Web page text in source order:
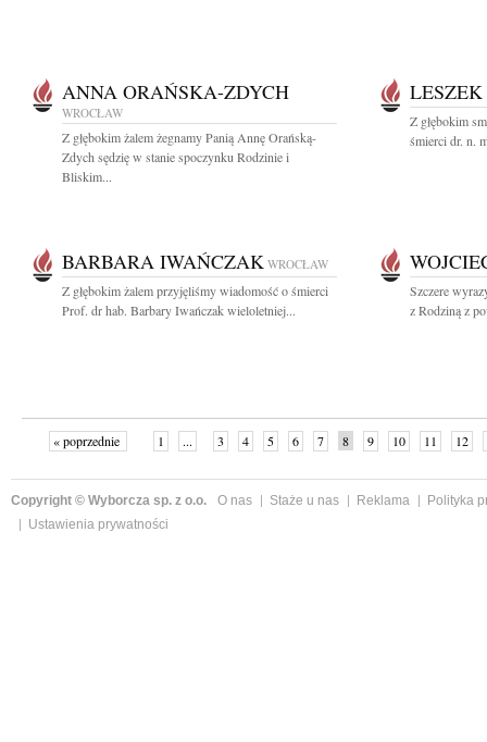
ANNA ORAŃSKA-ZDYCH
WROCŁAW
Z głębokim żalem żegnamy Panią Annę Orańską-
Zdych sędzię w stanie spoczynku Rodzinie i
Bliskim...
Z głębokim
śmierci dr. n.
BARBARA IWAŃCZAK WROCŁAW
Z głębokim żalem przyjęliśmy wiadomość o śmierci
Prof. dr hab. Barbary Iwańczak wieloletniej...
Szczere
z Rodziną z
« poprzednie 1 ... 3 4 5 6 7 8 9 10 11 12
Copyright © Wyborcza sp. z o.o. O nas Staże u nas Reklama
Polityka
Ustawienia prywatności